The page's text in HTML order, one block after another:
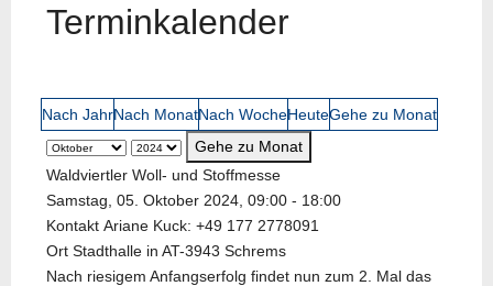
Terminkalender
Nach JahrNach MonatNach WocheHeuteGehe zu Monat
Gehe zu Monat
Waldviertler Woll- und Stoffmesse
Samstag, 05. Oktober 2024, 09:00 - 18:00
Kontakt Ariane Kuck: +49 177 2778091
Ort Stadthalle in AT-3943 Schrems
Nach riesigem Anfangserfolg findet nun zum 2. Mal das